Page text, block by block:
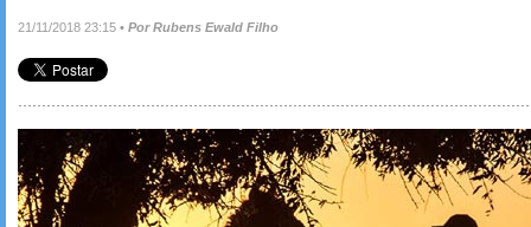
21/11/2018 23:15 • Por Rubens Ewald Filho